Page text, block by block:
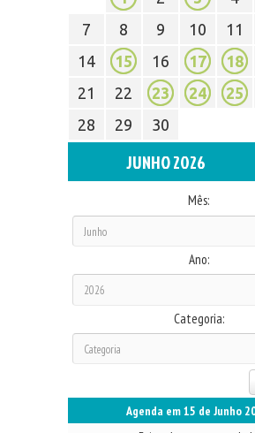
7
8 9 10 11
14
15 16 17 18
21
22 23 24 25
28
29 30
JUNHO 2026
Mês:
Ano:
Categoria:
Agenda em 15 de Junho